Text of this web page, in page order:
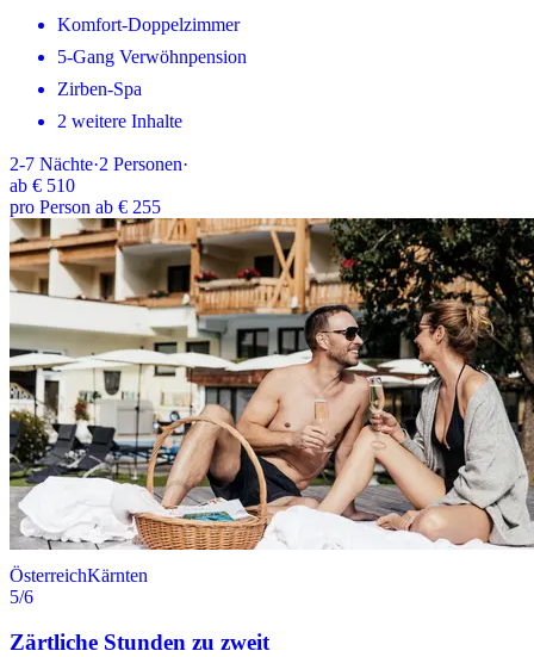
Komfort-Doppelzimmer
5-Gang Verwöhnpension
Zirben-Spa
2 weitere Inhalte
2-7 Nächte·2 Personen·
ab € 510
pro Person ab € 255
ÖsterreichKärnten
5/6
Zärtliche Stunden zu zweit